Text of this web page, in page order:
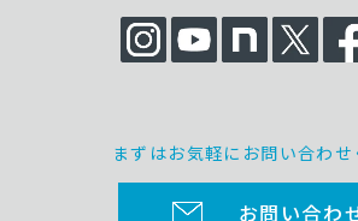
まずはお気軽にお問い合わせ
お問い合わ